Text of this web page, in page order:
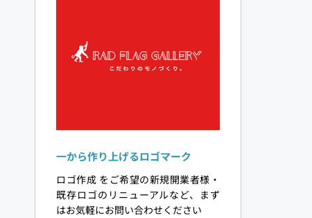
一から作り上げるロゴマーク
ロゴ作成 をご希望の新規開業者様・
既存ロゴのリニューアルなど、まず
はお気軽にお問い合わせください